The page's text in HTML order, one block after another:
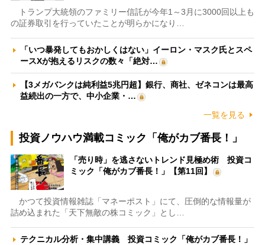
トランプ大統領のファミリー信託が今年1～3月に3000回以上も
の証券取引を行っていたことが明らかになり…
「いつ暴発してもおかしくはない」イーロン・マスク氏とスペ
ースXが抱えるリスクの数々「絶対…
【3メガバンクは純利益5兆円超】銀行、商社、ゼネコンは最高
益続出の一方で、中小企業・…
一覧を見る
投資ノウハウ満載コミック「俺がカブ番長！」
「売り時」を逃さないトレンド見極め術 投資コ
ミック「俺がカブ番長！」【第11回】
かつて投資情報雑誌「マネーポスト」にて、圧倒的な情報量が
詰め込まれた「天下無敵の株コミック」とし…
テクニカル分析・集中講義 投資コミック「俺がカブ番長！」